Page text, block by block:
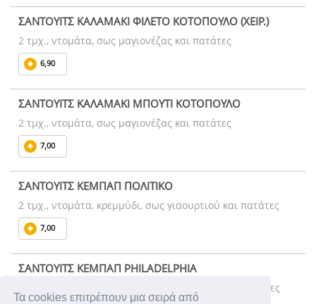
Τα cookies επιτρέπουν μια σειρά από
ΣΑΝΤΟΥΙΤΣ ΚΑΛΑΜΑΚΙ ΦΙΛΕΤΟ ΚΟΤΟΠΟΥΛΟ (ΧΕΙΡ.)
2 τμχ., ντομάτα, σως μαγιονέζας και πατάτες
6,90
ΣΑΝΤΟΥΙΤΣ ΚΑΛΑΜΑΚΙ ΜΠΟΥΤΙ ΚΟΤΟΠΟΥΛΟ
2 τμχ., ντομάτα, σως μαγιονέζας και πατάτες
7,00
ΣΑΝΤΟΥΙΤΣ ΚΕΜΠΑΠ ΠΟΛΙΤΙΚΟ
2 τμχ., ντομάτα, κρεμμύδι, σως γιαουρτιού και πατάτες
7,00
ΣΑΝΤΟΥΙΤΣ ΚΕΜΠΑΠ PHILADELPHIA
2 τμχ., ντομάτα, κρεμμύδι, σως μαγιονέζας και πατάτες